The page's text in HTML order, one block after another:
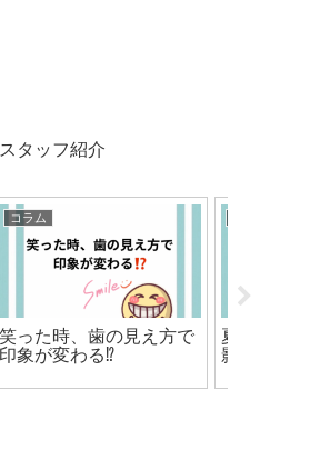
スタッフ紹介
コラム
実は「歯の形」でも、歯
の色の見え方は変わ